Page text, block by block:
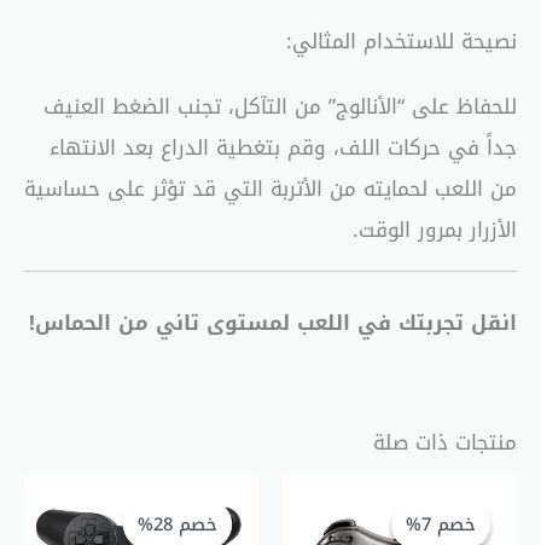
نصيحة للاستخدام المثالي:
للحفاظ على “الأنالوج” من التآكل، تجنب الضغط العنيف
جداً في حركات اللف، وقم بتغطية الدراع بعد الانتهاء
من اللعب لحمايته من الأتربة التي قد تؤثر على حساسية
الأزرار بمرور الوقت.
انقل تجربتك في اللعب لمستوى تاني من الحماس!
منتجات ذات صلة
خصم 7%
خصم 7% هو:
هو: خصم 28%
خصم 28%
الأصلي
هو:
الحالي
هو: